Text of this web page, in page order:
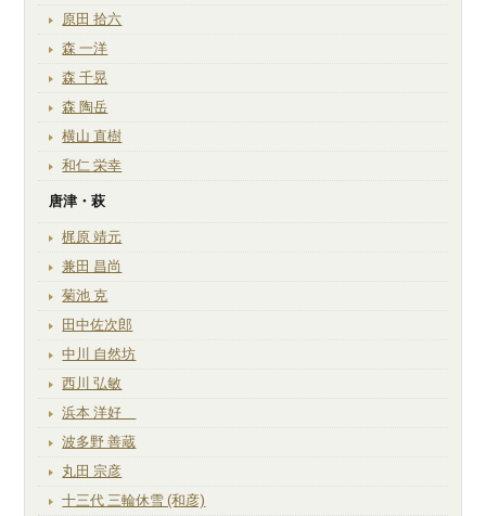
原田 拾六
森 一洋
森 千晃
森 陶岳
横山 直樹
和仁 栄幸
唐津・萩
梶原 靖元
兼田 昌尚
菊池 克
田中佐次郎
中川 自然坊
西川 弘敏
浜本 洋好
波多野 善蔵
丸田 宗彦
十三代 三輪休雪 (和彦)